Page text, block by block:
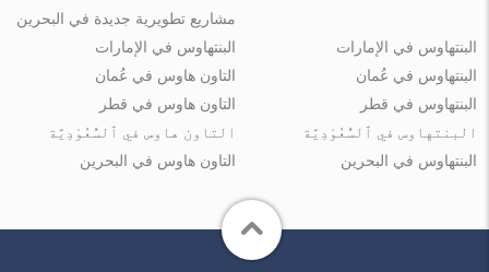
مشاريع تطويرية جديدة في البحرين
البنتهاوس في الإمارات
البنتهاوس في عُمان
البنتهاوس في قطر
البنتهاوس في ٱلسُّعُوْدِيَّة
البنتهاوس في البحرين
البنتهاوس في الإمارات
التاون هاوس في عُمان
التاون هاوس في قطر
التاون هاوس في ٱلسُّعُوْدِيَّة
التاون هاوس في البحرين